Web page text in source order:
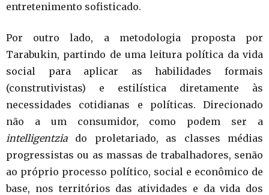
entretenimento sofisticado.
Por outro lado, a metodologia proposta por
Tarabukin, partindo de uma leitura política da vida
social para aplicar as habilidades formais
(construtivistas) e estilística diretamente às
necessidades cotidianas e políticas. Direcionado
não a um consumidor, como podem ser a
intelligentzia do proletariado, as classes médias
progressistas ou as massas de trabalhadores, senão
ao próprio processo político, social e econômico de
base, nos territórios das atividades e da vida dos